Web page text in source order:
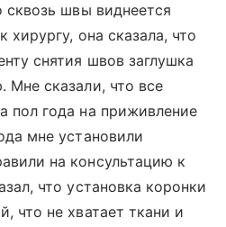
сквозь швы виднеется
хирургу, она сказала, что
снятия швов заглушка
Мне сказали, что все
пол года на приживление
мне установили
на консультацию к
что установка коронки
что не хватает ткани и